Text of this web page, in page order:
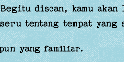
discan, kamu akan
tentang tempat yang
yang familiar.